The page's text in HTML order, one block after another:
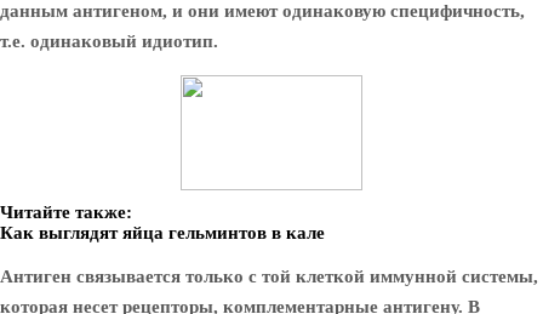
данным антигеном, и они имеют одинаковую специфичность,
т.е. одинаковый идиотип.
Читайте также:
Как выглядят яйца гельминтов в кале
Антиген связывается только с той клеткой иммунной системы,
которая несет рецепторы, комплементарные антигену. В